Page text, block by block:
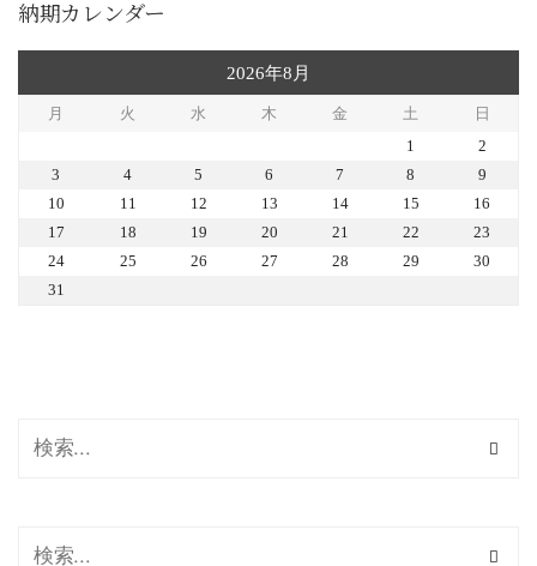
納期カレンダー
2026年8月
月 火 水 木 金 土
日
1
2
3
4 5 6 7 8
9
10
11 12 13 14 15
16
17
18 19 20 21 22
23
24
25 26 27 28 29
30
31